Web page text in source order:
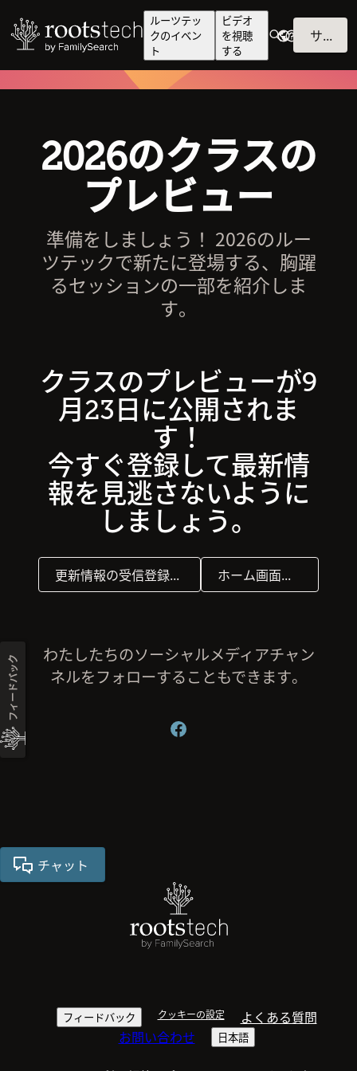
ルーツテッ
クのイベン
ト
ビデオ
を視聴
する
サインイン
2026のクラスの
プレビュー
準備をしましょう！ 2026のルー
ツテックで新たに登場する、胸躍
るセッションの一部を紹介しま
す。
クラスのプレビューが9
月23日に公開されま
す！
今すぐ登録して最新情
報を見逃さないように
しましょう。
更新情報の受信登録をする ホーム画面に進む
わたしたちのソーシャルメディアチャン
ネルをフォローすることもできます。
チャット
フィードバック クッキーの設定
よくある質問
お問い合わせ
日本語
フィードバック